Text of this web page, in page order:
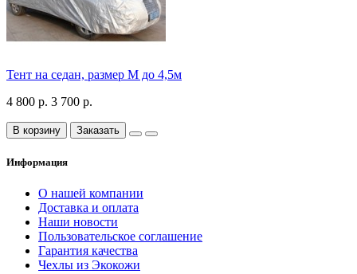
Тент на седан, размер М до 4,5м
4 800 р. 3 700 р.
В корзину Заказать
Информация
О нашей компании
Доставка и оплата
Наши новости
Пользовательское соглашение
Гарантия качества
Чехлы из Экокожи